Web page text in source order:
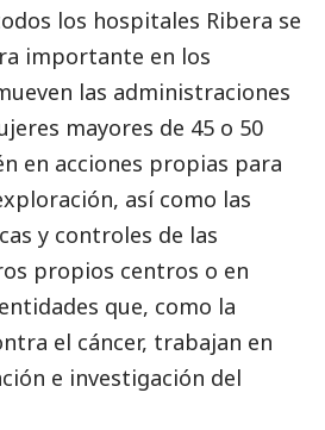
los hospitales Ribera se
importante en los
las administraciones
mayores de 45 o 50
en acciones propias para
así como las
y controles de las
propios centros o en
que, como la
el cáncer, trabajan en
e investigación del